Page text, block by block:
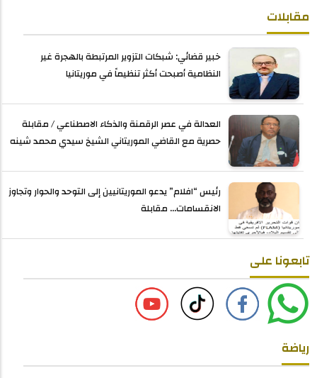
مقابلات
خبير قضائي: شبكات التزوير المرتبطة بالهجرة غير
النظامية أصبحت أكثر تنظيماً في موريتانيا
العدالة في عصر الرقمنة والذكاء الاصطناعي / مقابلة
حصرية مع القاضي الموريتاني الشيخ سيدي محمد شينه
رئيس “افلام” يدعو الموريتانيين إلى التوحد والحوار وتجاوز
الانقسامات... مقابلة
تابعونا على
رياضة